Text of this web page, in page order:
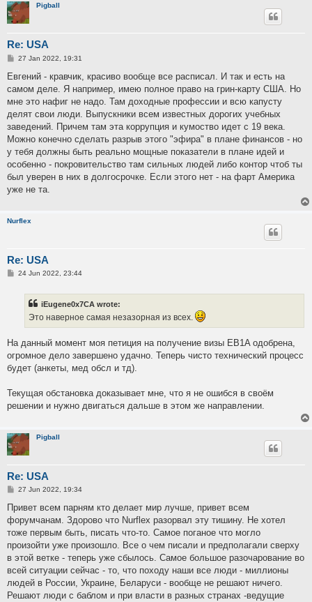
Pigball
Re: USA
P
s
27 Jan 2022, 19:31
Евгений - кравчик, красиво вообще все расписал. И так и есть на
самом деле. Я например, имею полное право на грин-карту США. Но
мне это нафиг не надо. Там доходные профессии и всю капусту
делят свои люди. Выпускники всем известных дорогих учебных
заведений. Причем там эта коррупция и кумоство идет с 19 века.
Можно конечно сделать разрыв этого "эфира" в плане финансов - но
у тебя должны быть реально мощные показатели в плане идей и
особенно - покровительство там сильных людей либо контор чтоб ты
был уверен в них в долгосрочке. Если этого нет - на фарт Америка
уже не та.
Nurflex
Re: USA
P24 Jun 2022, 23:44
iEugene0x7CA wrote:
Это наверное самая незазорная из всех.
На данный момент моя петиция на получение визы EB1A одобрена,
огромное дело завершено удачно. Теперь чисто технический процесс
будет (анкеты, мед обсл и тд).
Текущая обстановка доказывает мне, что я не ошибся в своём
решении и нужно двигаться дальше в этом же направлении.
Pigball
Re: USA
P
s
27 Jun 2022, 19:34
Привет всем парням кто делает мир лучше, привет всем
форумчанам. Здорово что Nurfleх разорвал эту тишину. Не хотел
тоже первым быть, писать что-то. Самое поганое что могло
произойти уже произошло. Все о чем писали и предполагали сверху
в этой ветке - теперь уже сбылось. Самое большое разочарование во
всей ситуации сейчас - то, что походу наши все люди - миллионы
людей в России, Украине, Беларуси - вообще не решают ничего.
Решают люди с баблом и при власти в разных странах -ведущие